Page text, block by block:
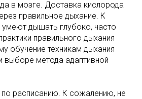
в мозге. Доставка кислорода
правильное дыхание. К
дышать глубоко, часто
правильного дыхания
обучение техникам дыхания
выборе метода адаптивной
по расписанию. К сожалению, не